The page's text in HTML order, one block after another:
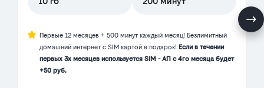
Первые 12 месяцев + 500 минут каждый месяц! Безлимитный
домашний интернет с SIM картой в подарок! Если в течении
первых 3х месяцев используется SIM - АП с 4го месяца будет
+50 руб.